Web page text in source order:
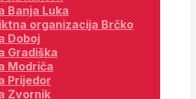
Banja Luka
organizacija Brčko
Doboj
Gradiška
Modriča
Prijedor
Zvornik